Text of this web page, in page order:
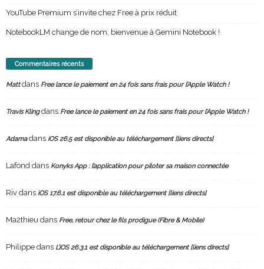
YouTube Premium s’invite chez Free à prix réduit
NotebookLM change de nom, bienvenue à Gemini Notebook !
Commentaires récents
Mattdans Free lance le paiement en 24 fois sans frais pour l’Apple Watch !
Travis Klingdans Free lance le paiement en 24 fois sans frais pour l’Apple Watch !
Adamadans iOS 26.5 est disponible au téléchargement [liens directs]
Lafond dans Konyks App : l’application pour piloter sa maison connectée
Riv dans iOS 17.6.1 est disponible au téléchargement [liens directs]
Ma2thieu dans Free, retour chez le fils prodigue (Fibre & Mobile)
Philippe dans L’iOS 26.3.1 est disponible au téléchargement [liens directs]